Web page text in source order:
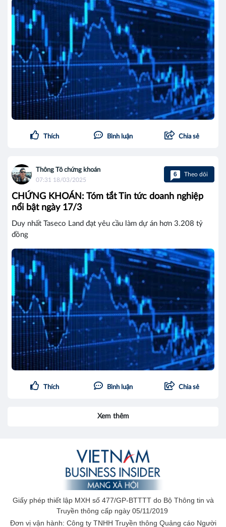
Thích Bình luận Chia sẻ
Thông Tô chứng khoán
07:31 18/03/2025
6 Theo dõi
CHỨNG KHOÁN: Tóm tắt Tin tức doanh nghiệp
nổi bật ngày 17/3
Duy nhất Taseco Land đạt yêu cầu làm dự án hơn 3.208 tỷ
đồng
Thích Bình luận Chia sẻ
Xem thêm
Giấy phép thiết lập MXH số 477/GP-BTTTT do Bộ Thông tin và
Truyền thông cấp ngày 05/11/2019
Đơn vị vận hành: Công ty TNHH Truyền thông Quảng cáo Người